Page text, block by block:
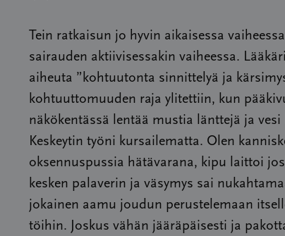
Tein ratkaisun jo hyvin aikaisessa
sairauden aktiivisessakin vaiheessa.
aiheuta ”kohtuutonta sinnittelyä ja
kohtuuttomuuden raja ylitettiin, kun
näkökentässä lentää mustia länttejä ja
Keskeytin työni kursailematta. Olen
oksennuspussia hätävarana, kipu laittoi
kesken palaverin ja väsymys sai
jokainen aamu joudun perustelemaan
töihin. Joskus vähän jääräpäisesti ja